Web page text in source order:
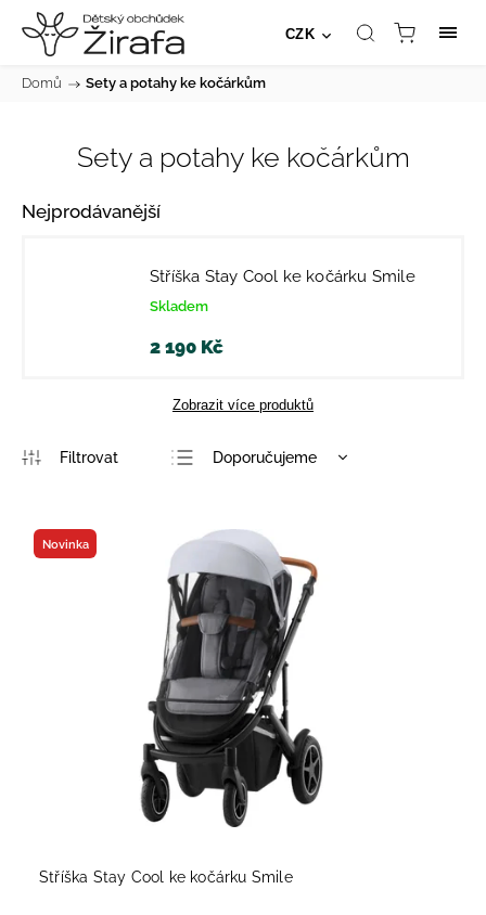
CZK
Domů / Sety a potahy ke kočárkům
Sety a potahy ke kočárkům
Nejprodávanější
Stříška Stay Cool ke kočárku Smile
Skladem
2 190 Kč
Zobrazit více produktů
Doporučujeme
Nejdražší
Nejprodávanější
Abecedně
Novinka
Stříška Stay Cool ke kočárku Smile